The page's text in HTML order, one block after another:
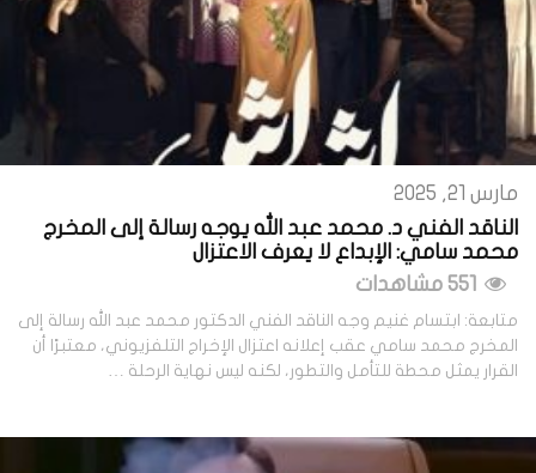
مارس 21, 2025
الناقد الفني د. محمد عبد الله يوجه رسالة إلى المخرج
محمد سامي: الإبداع لا يعرف الاعتزال
متابعة: ابتسام غنيم وجه الناقد الفني الدكتور محمد عبد الله رسالة إلى
المخرج محمد سامي عقب إعلانه اعتزال الإخراج التلفزيوني، معتبرًا أن
القرار يمثل محطة للتأمل والتطور، لكنه ليس نهاية الرحلة …